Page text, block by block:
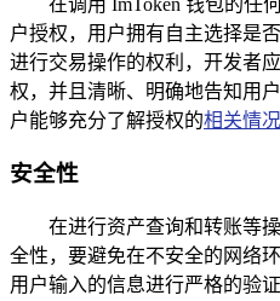
户授权，用户拥有自主选择是
进行交易操作的权利，开发者
权，并且清晰、明确地告知用
户能够充分了解授权的相关情况
安全性
在进行资产查询和转账等
全性，要避免在不安全的网络
用户输入的信息进行严格的验